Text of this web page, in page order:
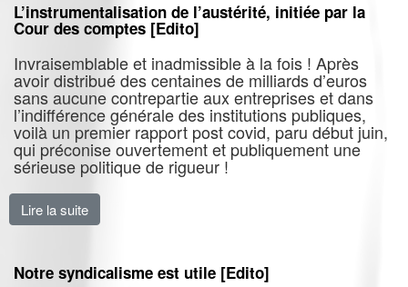
L’instrumentalisation de l’austérité, initiée par la
Cour des comptes [Edito]
Invraisemblable et inadmissible à la fois ! Après
avoir distribué des centaines de milliards d’euros
sans aucune contrepartie aux entreprises et dans
l’indifférence générale des institutions publiques,
voilà un premier rapport post covid, paru début juin,
qui préconise ouvertement et publiquement une
sérieuse politique de rigueur !
Lire la suite
Notre syndicalisme est utile [Edito]